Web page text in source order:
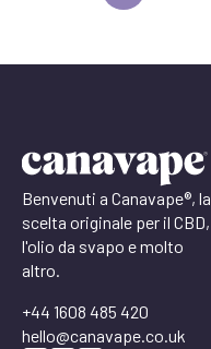
Benvenuti a Canavape®, la
scelta originale per il CBD,
l'olio da svapo e molto
altro.
+44 1608 485 420
hello@canavape.co.uk